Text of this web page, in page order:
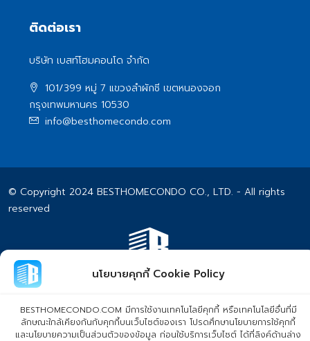
นโยบายคุกกี้ Cookie Policy
BESTHOMECONDO.COM มีการใช้งานเทคโนโลยีคุกกี้ หรือเทคโนโลยีอื่นที่มี
ลักษณะใกล้เคียงกันกับคุกกี้บนเว็บไซต์ของเรา โปรดศึกษานโยบายการใช้คุกกี้
และนโยบายความเป็นส่วนตัวของข้อมูล ก่อนใช้บริการเว็บไซต์ ได้ที่ลิงค์ด้านล่าง
ติดต่อเรา
บริษัท เบสท์โฮมคอนโด จำกัด
101/399 หมู่ 7 แขวงลําผักชี เขตหนองจอก
กรุงเทพมหานคร 10530
info@besthomecondo.com
© Copyright 2024 BESTHOMECONDO CO., LTD. - All rights
reserved